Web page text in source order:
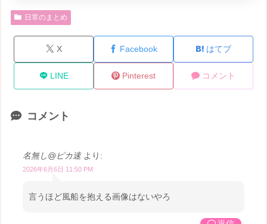
日常のまとめ
X Facebook はてブ
LINE Pinterest コメント
コメント
名無し@ピカ速 より:
2026年6月6日 11:50 PM
言うほど風船を抱える画像はないやろ